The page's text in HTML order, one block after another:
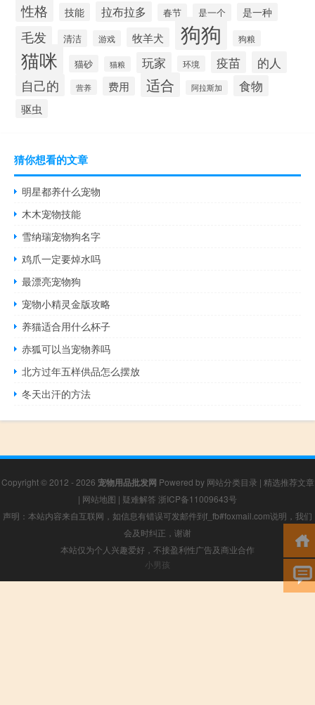
性格 技能 拉布拉多 春节 是一个 是一种
毛发 清洁 游戏 牧羊犬 狗狗 狗粮
猫咪 猫砂 猫粮 玩家 环境 疫苗 的人
自己的 营养 费用 适合 阿拉斯加 食物
驱虫
猜你想看的文章
明星都养什么宠物
木木宠物技能
雪纳瑞宠物狗名字
鸡爪一定要焯水吗
最漂亮宠物狗
宠物小精灵金版攻略
养猫适合用什么杯子
赤狐可以当宠物养吗
北方过年五样供品怎么摆放
冬天出汗的方法
Copyright © 2012 - 2026 宠物用品批发网 Powered by 网站分类目录 | 精选推荐文章
| 网站地图 | 疑难解答 浙ICP备11009643号
声明：本站内容来自互联网，如信息有错误可发邮件到f_fb#foxmail.com说明，我们
会及时纠正，谢谢
本站仅为个人兴趣爱好，不接盈利性广告及商业合作
小男孩